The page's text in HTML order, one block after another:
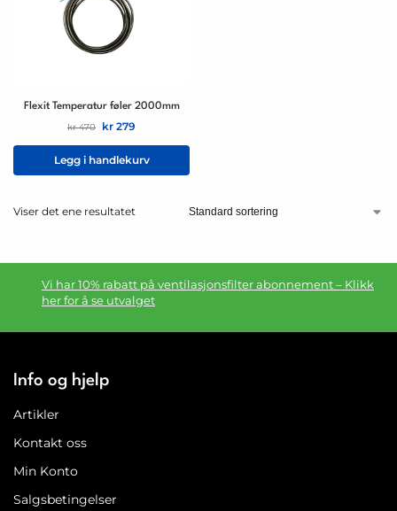
Flexit Temperatur føler 2000mm
kr470 kr 279
Legg i handlekurv
Viser det ene resultatet
Vi har 10% rabatt på ventilasjonsfilter abonnement – Klikk
her for å se utvalget
Info og hjelp
Artikler
Kontakt oss
Min Konto
Salgsbetingelser